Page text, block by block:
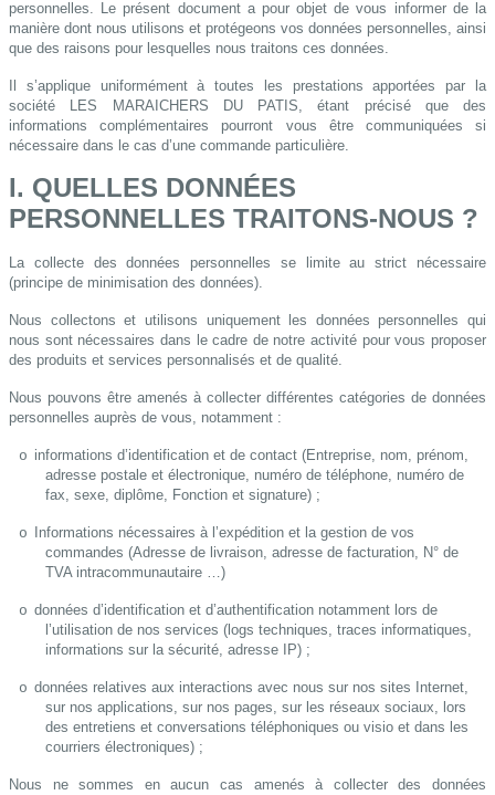
personnelles. Le présent document a pour objet de vous informer de la
manière dont nous utilisons et protégeons vos données personnelles, ainsi
que des raisons pour lesquelles nous traitons ces données.
Il s’applique uniformément à toutes les prestations apportées par la
société LES MARAICHERS DU PATIS, étant précisé que des
informations complémentaires pourront vous être communiquées si
nécessaire dans le cas d’une commande particulière.
I. QUELLES DONNÉES
PERSONNELLES TRAITONS-NOUS ?
La collecte des données personnelles se limite au strict nécessaire
(principe de minimisation des données).
Nous collectons et utilisons uniquement les données personnelles qui
nous sont nécessaires dans le cadre de notre activité pour vous proposer
des produits et services personnalisés et de qualité.
Nous pouvons être amenés à collecter différentes catégories de données
personnelles auprès de vous, notamment :
o informations d’identification et de contact (Entreprise, nom, prénom,
adresse postale et électronique, numéro de téléphone, numéro de
fax, sexe, diplôme, Fonction et signature) ;
o
Informations nécessaires à l’expédition et la gestion de vos
commandes (Adresse de livraison, adresse de facturation, N° de
TVA intracommunautaire …)
o données d’identification et d’authentification notamment lors de
l’utilisation de nos services (logs techniques, traces informatiques,
informations sur la sécurité, adresse IP) ;
o données relatives aux interactions avec nous sur nos sites Internet,
sur nos applications, sur nos pages, sur les réseaux sociaux, lors
des entretiens et conversations téléphoniques ou visio et dans les
courriers électroniques) ;
Nous ne sommes en aucun cas amenés à collecter des données